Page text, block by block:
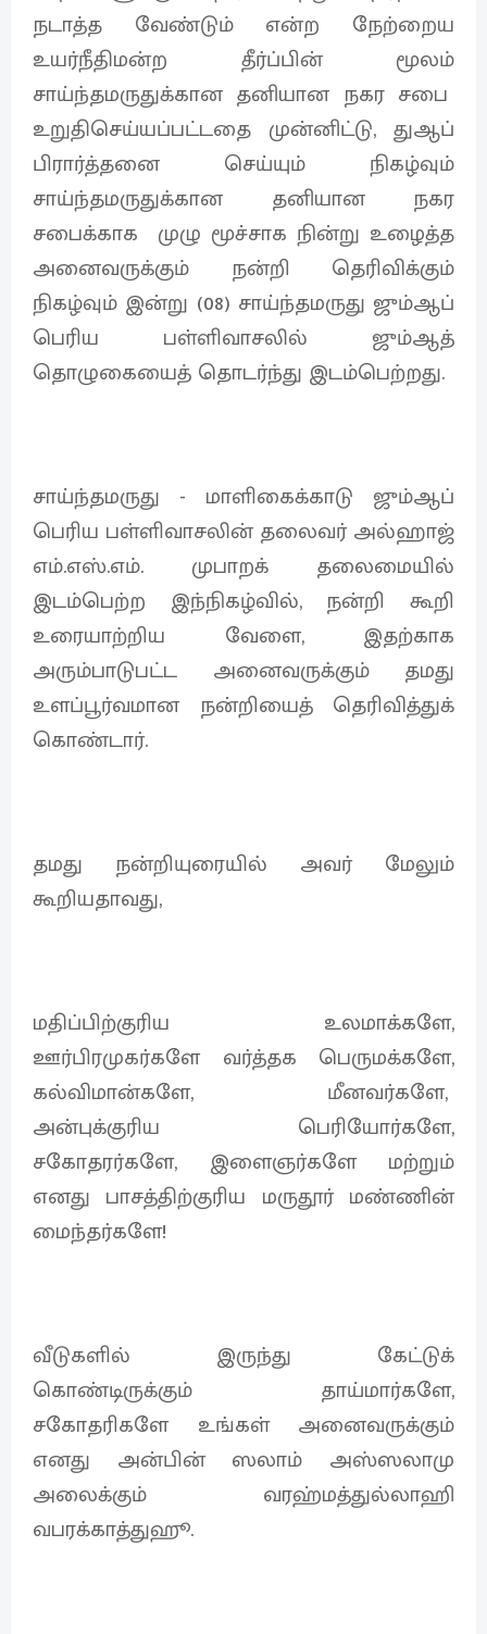
நடாத்த வேண்டும் என்ற நேற்றைய
உயர்நீதிமன்ற தீர்ப்பின் மூலம்
சாய்ந்தமருதுக்கான தனியான நகர சபை
உறுதிசெய்யப்பட்டதை முன்னிட்டு, துஆப்
பிரார்த்தனை செய்யும் நிகழ்வும்
சாய்ந்தமருதுக்கான தனியான நகர
சபைக்காக முழு மூச்சாக நின்று உழைத்த
அனைவருக்கும் நன்றி தெரிவிக்கும்
நிகழ்வும் இன்று (08) சாய்ந்தமருது ஜும்ஆப்
பெரிய பள்ளிவாசலில் ஜும்ஆத்
தொழுகையைத் தொடர்ந்து இடம்பெற்றது.
சாய்ந்தமருது - மாளிகைக்காடு ஜும்ஆப்
பெரிய பள்ளிவாசலின் தலைவர் அல்ஹாஜ்
எம்.எஸ்.எம். முபாறக் தலைமையில்
இடம்பெற்ற இந்நிகழ்வில், நன்றி கூறி
உரையாற்றிய வேளை, இதற்காக
அரும்பாடுபட்ட அனைவருக்கும் தமது
உளப்பூர்வமான நன்றியைத் தெரிவித்துக்
கொண்டார்.
தமது நன்றியுரையில் அவர் மேலும்
கூறியதாவது,
மதிப்பிற்குரிய உலமாக்களே,
ஊர்பிரமுகர்களே வர்த்தக பெருமக்களே,
கல்விமான்களே, மீனவர்களே,
அன்புக்குரிய பெரியோர்களே,
சகோதரர்களே, இளைஞர்களே மற்றும்
எனது பாசத்திற்குரிய மருதூர் மண்ணின்
மைந்தர்களே!
வீடுகளில் இருந்து கேட்டுக்
கொண்டிருக்கும் தாய்மார்களே,
சகோதரிகளே உங்கள் அனைவருக்கும்
எனது அன்பின் ஸலாம் அஸ்ஸலாமு
அலைக்கும் வரஹ்மத்துல்லாஹி
வபரக்காத்துஹூ.